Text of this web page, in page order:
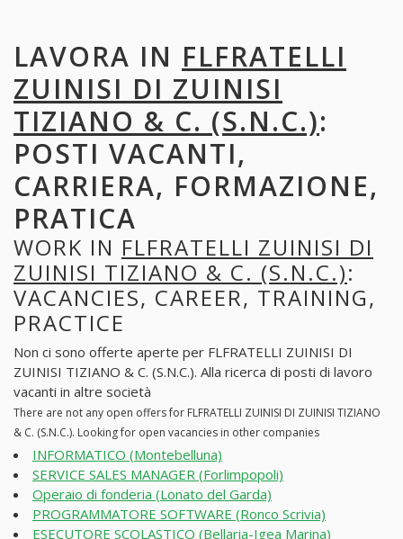
LAVORA IN FLFRATELLI
ZUINISI DI ZUINISI
TIZIANO & C. (S.N.C.):
POSTI VACANTI,
CARRIERA, FORMAZIONE,
PRATICA
WORK IN FLFRATELLI ZUINISI DI
ZUINISI TIZIANO & C. (S.N.C.):
VACANCIES, CAREER, TRAINING,
PRACTICE
Non ci sono offerte aperte per FLFRATELLI ZUINISI DI
ZUINISI TIZIANO & C. (S.N.C.). Alla ricerca di posti di lavoro
vacanti in altre società
There are not any open offers for FLFRATELLI ZUINISI DI ZUINISI TIZIANO
& C. (S.N.C.). Looking for open vacancies in other companies
INFORMATICO (Montebelluna)
SERVICE SALES MANAGER (Forlimpopoli)
Operaio di fonderia (Lonato del Garda)
PROGRAMMATORE SOFTWARE (Ronco Scrivia)
ESECUTORE SCOLASTICO (Bellaria-Igea Marina)